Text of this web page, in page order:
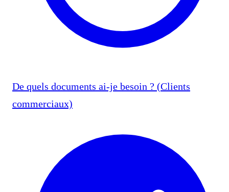
De quels documents ai-je besoin ? (Clients
commerciaux)